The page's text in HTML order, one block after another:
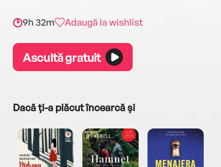
9h 32m Adaugă la wishlist
Ascultă gratuit
Dacă ți-a plăcut încearcă și